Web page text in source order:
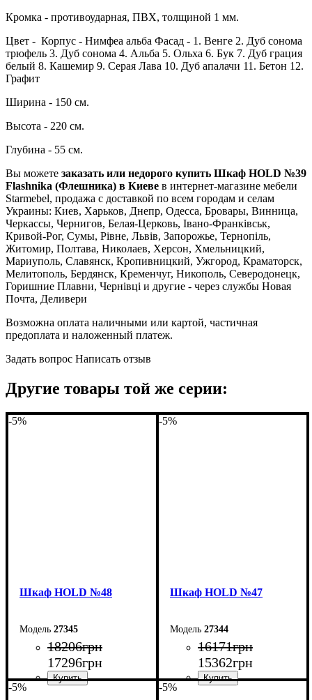
Кромка - противоударная, ПВХ, толщиной 1 мм.
Цвет - Корпус - Нимфеа альба Фасад - 1. Венге 2. Дуб сонома
трюфель 3. Дуб сонома 4. Альба 5. Ольха 6. Бук 7. Дуб грация
белый 8. Кашемир 9. Серая Лава 10. Дуб апалачи 11. Бетон 12.
Графит
Ширина - 150 см.
Высота - 220 см.
Глубина - 55 см.
Вы можете заказать или недорого купить Шкаф НOLD №39
Flashnika (Флешника) в Киеве в интернет-магазине мебели
Starmebel, продажа с доставкой по всем городам и селам
Украины: Киев, Харьков, Днепр, Одесса, Бровары, Винница,
Черкассы, Чернигов, Белая-Церковь, Івано-Франківськ,
Кривой-Рог, Сумы, Рівне, Львів, Запорожье, Тернопіль,
Житомир, Полтава, Николаев, Херсон, Хмельницкий,
Мариуполь, Славянск, Кропивницкий, Ужгород, Краматорск,
Мелитополь, Бердянск, Кременчуг, Никополь, Северодонецк,
Горишние Плавни, Чернівці и другие - через службы Новая
Почта, Деливери
Возможна оплата наличными или картой, частичная
предоплата и наложенный платеж.
Задать вопрос Написать отзыв
Другие товары той же серии:
-5%
Шкаф НOLD №48
27345
18206грн
17296грн
-5%
Шкаф НOLD №47
27344
16171грн
15362грн
-5% -5%